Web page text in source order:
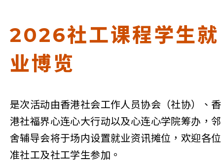
2026社工课程学生就
业博览
是次活动由香港社会工作人员协会（社协）、香
港社福界心连心大行动以及心连心学院筹办，邻
舍辅导会将于场内设置就业资讯摊位，欢迎各位
准社工及社工学生参加。
联络我们
曲/编曲：郭盖愆 监制：谭子舜